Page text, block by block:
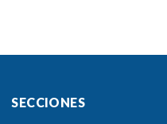
SECCIONES